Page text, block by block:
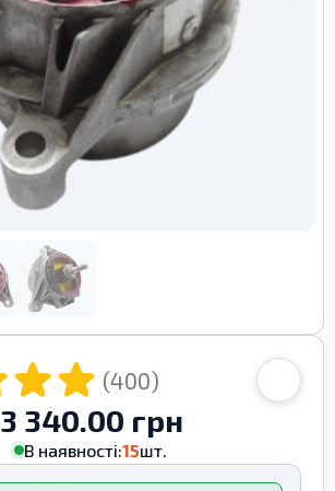
(400)
3 340.00 грн
В наявності:15шт.